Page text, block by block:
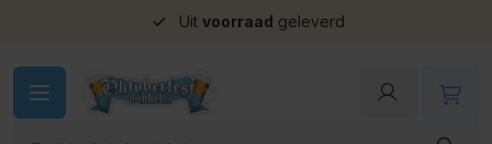
Uit voorraad geleverd